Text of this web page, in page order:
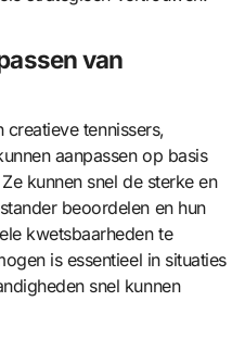
van
creatieve tennissers,
aanpassen op basis
kunnen snel de sterke en
beoordelen en hun
kwetsbaarheden te
is essentieel in situaties
snel kunnen